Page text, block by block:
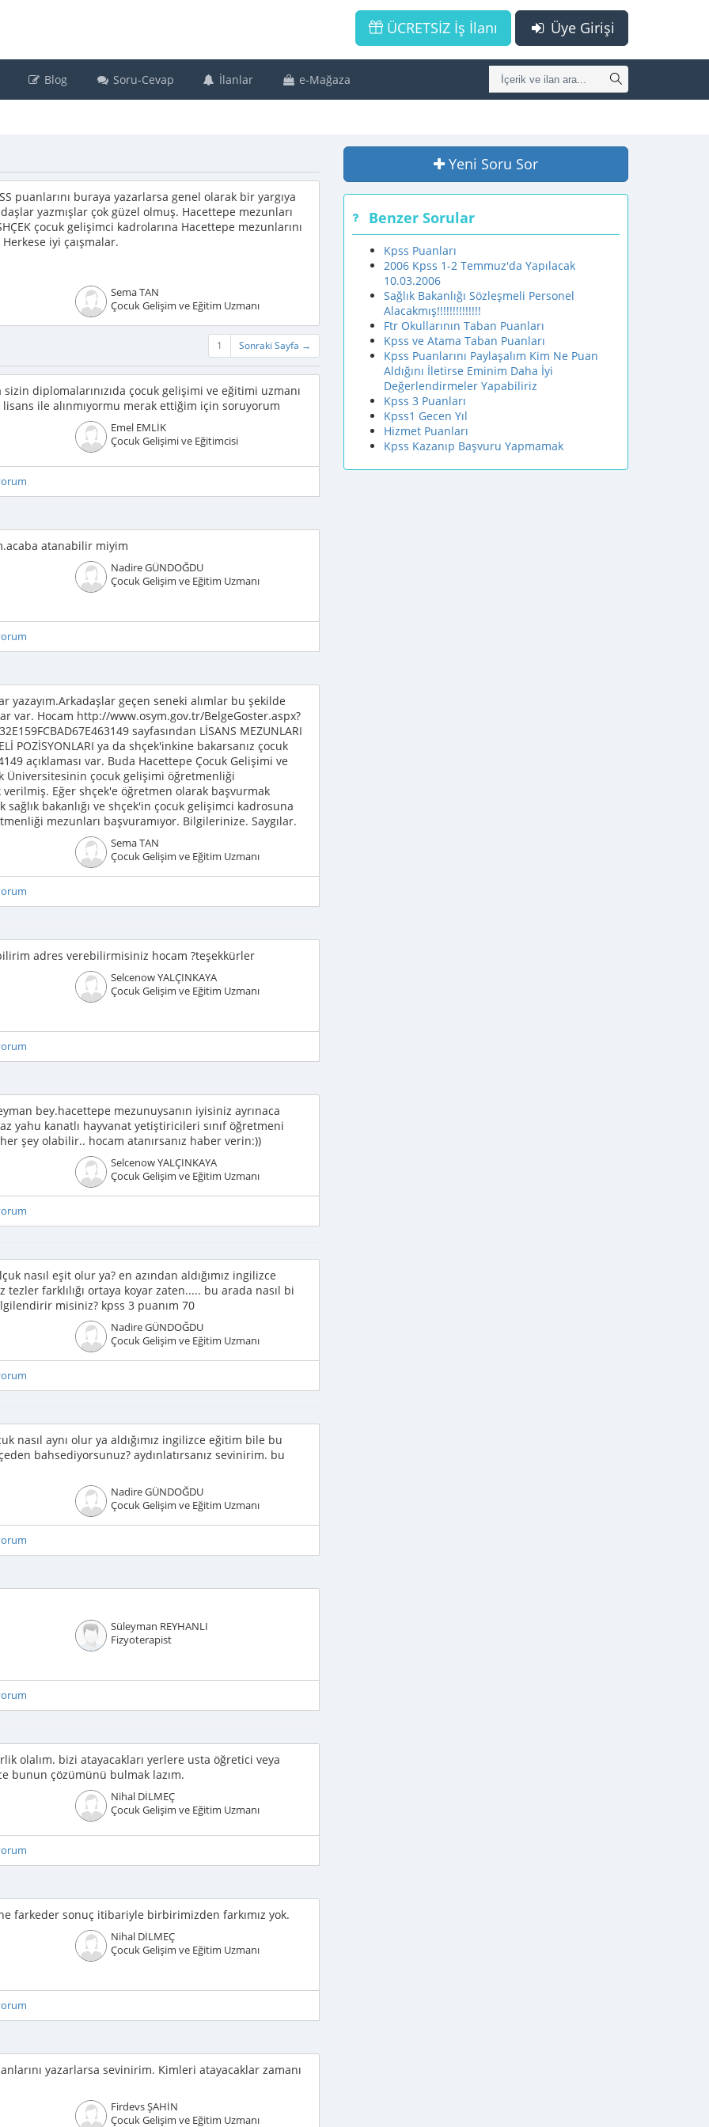
Üye Girişi
ÜCRETSİZ İş İlanı
Blog Soru-Cevap İlanlar e-Mağaza
puanlarını buraya yazarlarsa genel olarak bir yargıya
yazmışlar çok güzel olmuş. Hacettepe mezunları
çocuk gelişimci kadrolarına Hacettepe mezunlarını
iyi çaışmalar.
Sema TAN
Çocuk Gelişim ve Eğitim Uzmanı
1 Sonraki Sayfa →
diplomalarınızıda çocuk gelişimi ve eğitimi uzmanı
lisans ile alınmıyormu merak ettiğim için soruyorum
Emel EMLİK
Çocuk Gelişimi ve Eğitimcisi
atanabilir miyim
Nadire GÜNDOĞDU
Çocuk Gelişim ve Eğitim Uzmanı
yazayım.Arkadaşlar geçen seneki alımlar bu şekilde
var. Hocam http://www.osym.gov.tr/BelgeGoster.aspx?
sayfasından LİSANS MEZUNLARI
POZİSYONLARI ya da shçek'inkine bakarsanız çocuk
açıklaması var. Buda Hacettepe Çocuk Gelişimi ve
Üniversitesinin çocuk gelişimi öğretmenliği
verilmiş. Eğer shçek'e öğretmen olarak başvurmak
bakanlığı ve shçek'in çocuk gelişimci kadrosuna
mezunları başvuramıyor. Bilgilerinize. Saygılar.
Sema TAN
Çocuk Gelişim ve Eğitim Uzmanı
adres verebilirmisiniz hocam ?teşekkürler
Selcenow YALÇINKAYA
Çocuk Gelişim ve Eğitim Uzmanı
bey.hacettepe mezunuysanın iyisiniz ayrınaca
yahu kanatlı hayvanat yetiştiricileri sınıf öğretmeni
şey olabilir.. hocam atanırsanız haber verin:))
Selcenow YALÇINKAYA
Çocuk Gelişim ve Eğitim Uzmanı
nasıl eşit olur ya? en azından aldığımız ingilizce
tezler farklılığı ortaya koyar zaten..... bu arada nasıl bi
misiniz? kpss 3 puanım 70
Nadire GÜNDOĞDU
Çocuk Gelişim ve Eğitim Uzmanı
nasıl aynı olur ya aldığımız ingilizce eğitim bile bu
bahsediyorsunuz? aydınlatırsanız sevinirim. bu
Nadire GÜNDOĞDU
Çocuk Gelişim ve Eğitim Uzmanı
Süleyman REYHANLI
Fizyoterapist
olalım. bizi atayacakları yerlere usta öğretici veya
bunun çözümünü bulmak lazım.
Nihal DİLMEÇ
Çocuk Gelişim ve Eğitim Uzmanı
farkeder sonuç itibariyle birbirimizden farkımız yok.
Nihal DİLMEÇ
Çocuk Gelişim ve Eğitim Uzmanı
yazarlarsa sevinirim. Kimleri atayacaklar zamanı
Firdevs ŞAHİN
Çocuk Gelişim ve Eğitim Uzmanı
Yeni Soru Sor
Benzer Sorular
Kpss Puanları
2006 Kpss 1-2 Temmuz'da Yapılacak
10.03.2006
Sağlık Bakanlığı Sözleşmeli Personel
Alacakmış!!!!!!!!!!!!!!
Ftr Okullarının Taban Puanları
Kpss ve Atama Taban Puanları
Kpss Puanlarını Paylaşalım Kim Ne Puan
Aldığını İletirse Eminim Daha İyi
Değerlendirmeler Yapabiliriz
Kpss 3 Puanları
Kpss1 Gecen Yıl
Hizmet Puanları
Kpss Kazanıp Başvuru Yapmamak